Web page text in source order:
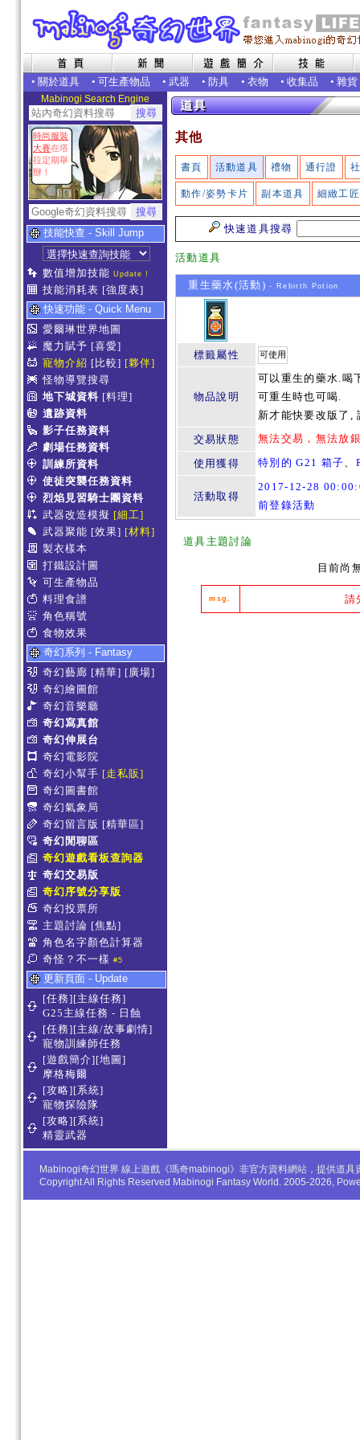
• 關於道具 • 可生產物品 • 武器 • 防具 • 衣物 • 收集品 • 雜貨
Mabinogi Search Engine
時尚服裝
大賽在塔
拉定期舉
辦！
技能快查 - Skill Jump
數值增加技能 Update !
技能消耗表 [強度表]
快速功能 - Quick Menu
愛爾琳世界地圖
魔力賦予 [喜愛]
寵物介紹 [比較] [夥伴]
怪物導覽搜尋
地下城資料 [料理]
遺跡資料
影子任務資料
劇場任務資料
訓練所資料
使徒突襲任務資料
烈焰見習騎士團資料
武器改造模擬 [細工]
武器聚能 [效果] [材料]
製衣樣本
打鐵設計圖
可生產物品
料理食譜
角色稱號
食物效果
奇幻系列 - Fantasy
奇幻藝廊 [精華] [廣場]
奇幻繪圖館
奇幻音樂廳
奇幻寫真館
奇幻伸展台
奇幻電影院
奇幻小幫手 [走私販]
奇幻圖書館
奇幻氣象局
奇幻留言版 [精華區]
奇幻閒聊區
奇幻遊戲看板查詢器
奇幻交易版
奇幻序號分享版
奇幻投票所
主題討論 [焦點]
角色名字顏色計算器
奇怪？不一樣 #5
更新頁面 - Update
[任務][主線任務]
G25主線任務 - 日蝕
[任務][主線/故事劇情]
寵物訓練師任務
[遊戲簡介][地圖]
摩格梅爾
[攻略][系統]
寵物探險隊
[攻略][系統]
精靈武器
其他
書頁 活動道具 禮物 通行證
動作/姿勢卡片 副本道具 細緻工
快速道具搜尋
活動道具
重生藥水(活動) - Rebirth Potion
標籤屬性 可使用
物品說明
可以重生的藥水.喝
可重生時也可喝.
新才能快要改版了,
交易狀態
無法交易，無法放
使用獲得 特別的 G21 箱子、
活動取得
2017-12-28
前登錄活動
道具主題討論
目前尚
msg. 請
Mabinogi奇幻世界 線上遊戲《瑪奇mabinogi》非官方資料網站，提供道
Copyright All Rights Reserved Mabinogi Fantasy World. 2005-2026,